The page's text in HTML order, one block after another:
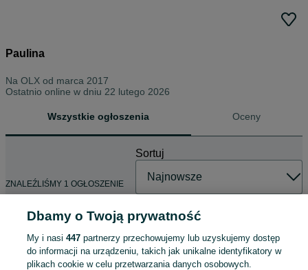
Paulina
Na OLX od marca 2017
Ostatnio online w dniu 22 lutego 2026
Wszystkie ogłoszenia Oceny
ZNALEŹLIŚMY 1 OGŁOSZENIE
Sortuj
Dębowy barek rzeźbiony
350 zł
Dbamy o Twoją prywatność
My i nasi 447partnerzy przechowujemy lub uzyskujemy dostęp
do informacji na urządzeniu, takich jak unikalne identyfikatory w
plikach cookie w celu przetwarzania danych osobowych.